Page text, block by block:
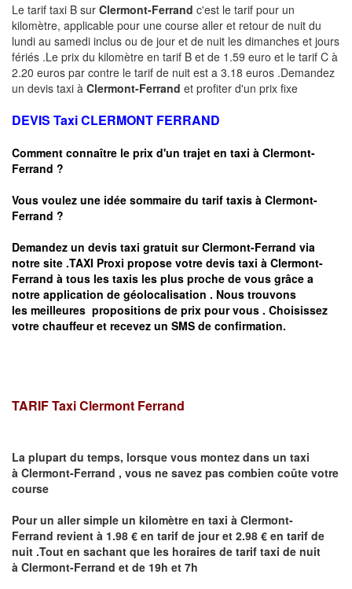
Le tarif taxi B sur Clermont-Ferrand c'est le tarif pour un
kilomètre, applicable pour une course aller et retour de nuit du
lundi au samedi inclus ou de jour et de nuit les dimanches et jours
fériés .Le prix du kilomètre en tarif B et de 1.59 euro et le tarif C à
2.20 euros par contre le tarif de nuit est a 3.18 euros .Demandez
un devis taxi à Clermont-Ferrand et profiter d'un prix fixe
DEVIS Taxi CLERMONT FERRAND
Comment connaître le prix d'un trajet en taxi à Clermont-
Ferrand ?
Vous voulez une idée sommaire du tarif taxis à Clermont-
Ferrand ?
Demandez un devis taxi gratuit surClermont-Ferrand via
notre site .TAXI Proxi propose votre devis taxi à Clermont-
Ferrand à tous les taxis les plus proche de vous grâce a
notre application de géolocalisation . Nous trouvons
les meilleures propositions de prix pour vous . Choisissez
votre chauffeur et recevez un SMS de confirmation.
TARIF TaxiClermont Ferrand
La plupart du temps, lorsque vous montez dans un taxi
à Clermont-Ferrand , vous ne savez pas combien coûte votre
course
Pour un aller simple un kilomètre en taxi à Clermont-
Ferrand revient à 1.98 € en tarif de jour et 2.98 € en tarif de
nuit .Tout en sachant que les horaires de tarif taxi de nuit
à Clermont-Ferrand et de 19h et 7h